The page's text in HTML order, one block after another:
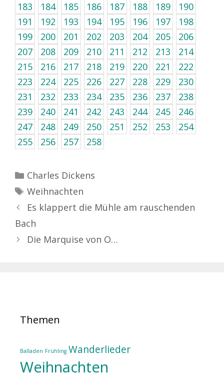
183
184 185 186 187 188 189
190
191
192 193 194 195 196 197
198
199
200 201 202 203 204 205
206
207
208 209 210 211 212 213
214
215
216 217 218 219 220 221
222
223
224 225 226 227 228 229
230
231
232 233 234 235 236 237
238
239
240 241 242 243 244 245
246
247
248 249 250 251 252 253
254
255
256 257 258
Kategorien
Charles Dickens
Schlagwörter
Weihnachten
Es klappert die Mühle am rauschenden
Bach
Die Marquise von O…
Themen
Balladen Frühling Wanderlieder
Weihnachten